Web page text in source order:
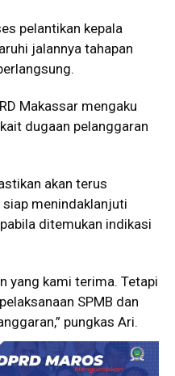
pelantikan kepala
jalannya tahapan
Makassar mengaku
dugaan pelanggaran
akan terus
menindaklanjuti
ditemukan indikasi
yang kami terima. Tetapi
SPMB dan
pungkas Ari.